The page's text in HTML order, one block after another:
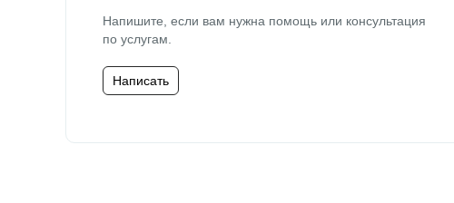
Напишите, если вам нужна помощь или консультация
по услугам.
Написать